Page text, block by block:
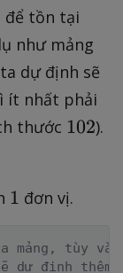
để tồn tại
như mảng
dự định sẽ
ít nhất phải
thước 1
102).
1
1 đơn vị.
mảng, tùy
định thêm